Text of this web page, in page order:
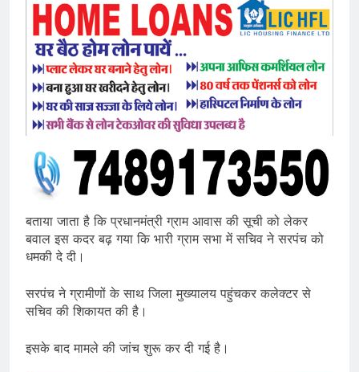
बताया जाता है कि प्रधानमंत्री ग्राम आवास की सूची को लेकर
बवाल इस कदर बढ़ गया कि भारी ग्राम सभा में सचिव ने सरपंच को
धमकी दे दी।
सरपंच ने ग्रामीणों के साथ जिला मुख्यालय पहुंचकर कलेक्टर से
सचिव की शिकायत की है।
इसके बाद मामले की जांच शुरू कर दी गई है।